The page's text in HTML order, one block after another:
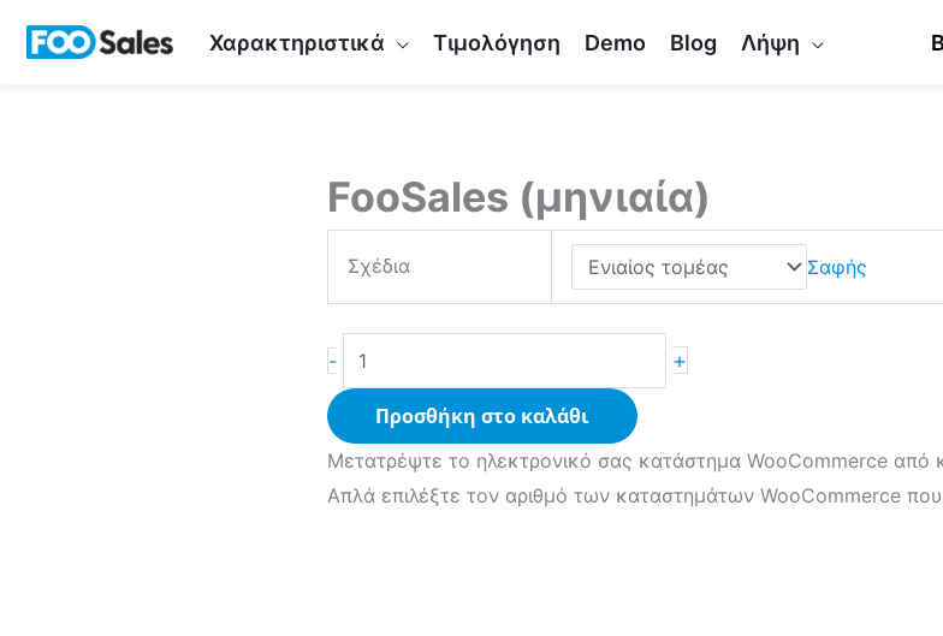
στο
Χαρακτηριστικά Τιμολόγηση Demo Blog Λήψη
FooSales (μηνιαία)
Σχέδια Σαφής
-
FooSales
(Monthly)
ποσότητα
+
Προσθήκη στο καλάθι
Μετατρέψτε το ηλεκτρονικό σας κατάστημα WooCommerce από
Απλά επιλέξτε τον αριθμό των καταστημάτων WooCommerce που